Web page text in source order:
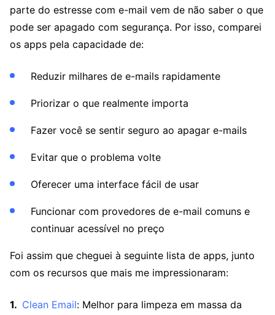
parte do estresse com e-mail vem de não saber o que
pode ser apagado com segurança. Por isso, comparei
os apps pela capacidade de:
Reduzir milhares de e-mails rapidamente
Priorizar o que realmente importa
Fazer você se sentir seguro ao apagar e-mails
Evitar que o problema volte
Oferecer uma interface fácil de usar
Funcionar com provedores de e-mail comuns e
continuar acessível no preço
Foi assim que cheguei à seguinte lista de apps, junto
com os recursos que mais me impressionaram:
Clean Email: Melhor para limpeza em massa da